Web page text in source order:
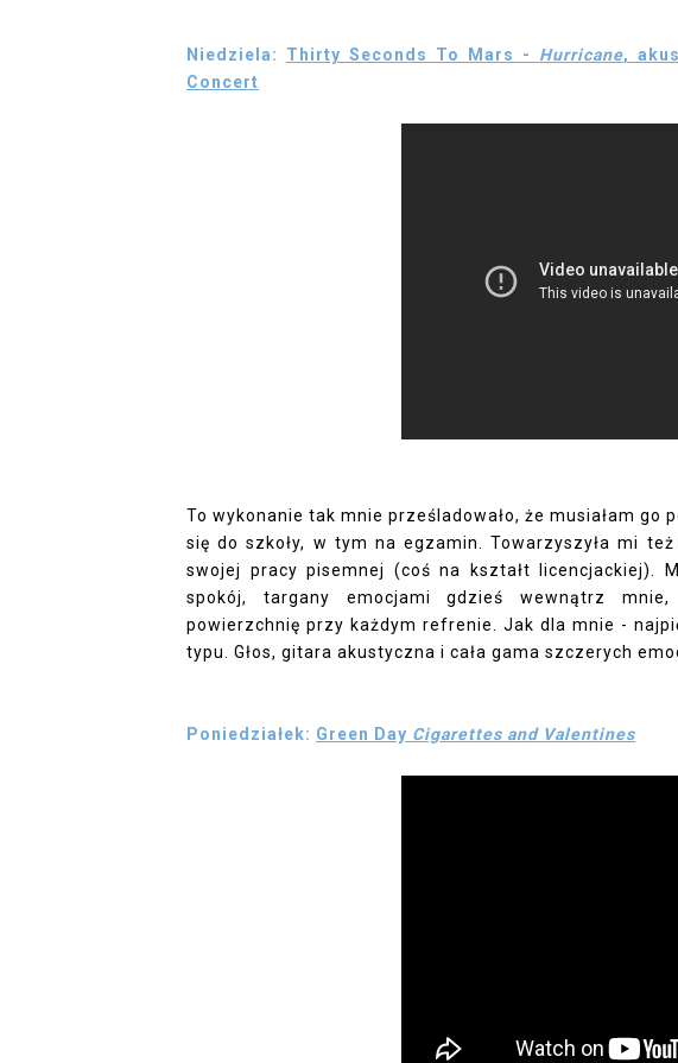
Niedziela: Thirty Seconds To Mars - Hurricane,
Concert
To wykonanie tak mnie prześladowało, że musiałam go
się do szkoły, w tym na egzamin. Towarzyszyła mi
swojej pracy pisemnej (coś na kształt licencjackiej).
spokój, targany emocjami gdzieś wewnątrz
powierzchnię przy każdym refrenie. Jak dla mnie -
typu. Głos, gitara akustyczna i cała gama szczerych
Poniedziałek: Green Day Cigarettes and Valentines